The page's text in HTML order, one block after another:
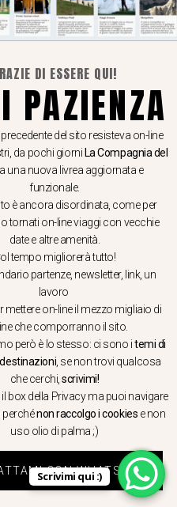
Scrivimi qui :)
DI ESSERE QUI!
PAZIENZA
precedente del sito resisteva on-line
da pochi giorni La Compagnia del
una nuova livrea aggiornata e
funzionale.
è ancora disordinata, come per
tornati on-line viaggi con vecchie
date e altre amenità.
tempo migliorerà tutto!
partenze, newsletter, link, un
lavoro
mettere on-line il mezzo migliaio di
che comporranno il sito.
però è lo stesso: ci sono itemi di
destinazioni , se non trovi qualcosa
che cerchi,scrivimi!
il box della Privacy ma puoi navigare
perchénon raccolgo i cookies e non
uso olio di palma ;)
CON WHATSAPP